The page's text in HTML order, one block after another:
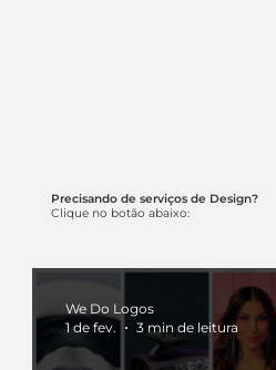
Precisando de serviços de Design?
Clique no botão abaixo:
We Do Logos
1 de fev.
3 min de leitura